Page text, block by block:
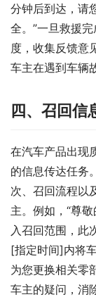
分钟后到达，请
全。”一旦救援
度，收集反馈意
车主在遇到车辆
四、召回信
在汽车产品出现
的信息传达任务
次、召回流程以
主。例如，“尊
入召回范围，此
[指定时间]内将
为您更换相关零
车主的疑问，消